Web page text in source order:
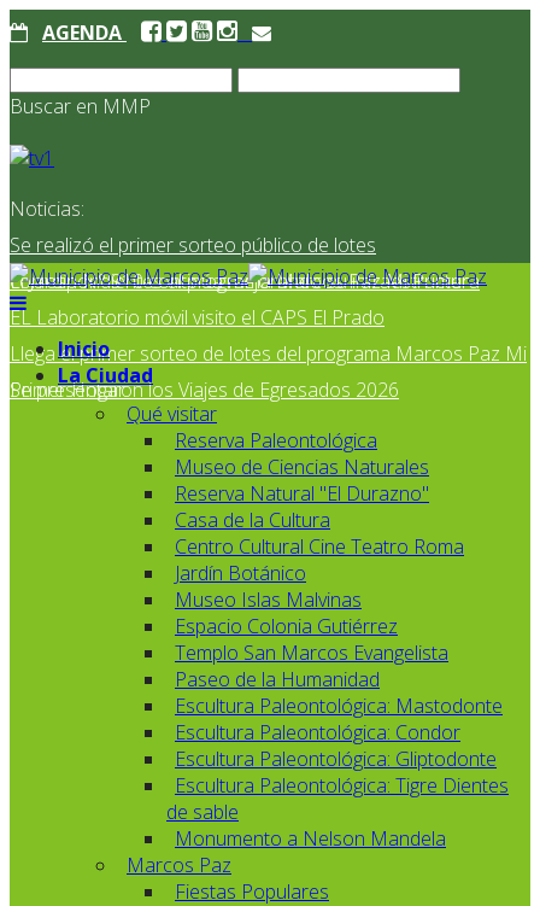
AGENDA
Buscar en MMP
Noticias:
Se realizó el primer sorteo público de lotes
correspondientes al programa Marcos Paz Mi Primer
El Jardín N° 910 continúa mejorando su infraestructura
EL Laboratorio móvil visito el CAPS El Prado
Llega el primer sorteo de lotes del programa Marcos Paz Mi
Primer Hogar
Se presentaron los Viajes de Egresados 2026
Inicio
La Ciudad
Qué visitar
Reserva Paleontológica
Museo de Ciencias Naturales
Reserva Natural "El Durazno"
Casa de la Cultura
Centro Cultural Cine Teatro Roma
Jardín Botánico
Museo Islas Malvinas
Espacio Colonia Gutiérrez
Templo San Marcos Evangelista
Paseo de la Humanidad
Escultura Paleontológica: Mastodonte
Escultura Paleontológica: Condor
Escultura Paleontológica: Gliptodonte
Escultura Paleontológica: Tigre Dientes
de sable
Monumento a Nelson Mandela
Marcos Paz
Fiestas Populares